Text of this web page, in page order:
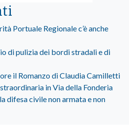
Portuale Regionale c’è anche
di pulizia dei bordi stradali e di
il Romanzo di Claudia Camilletti
in Via della Fonderia
difesa civile non armata e non